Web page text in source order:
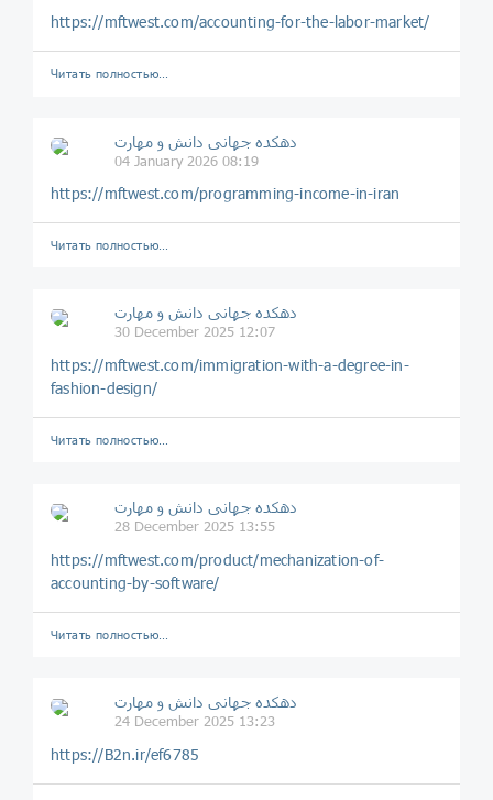
https://mftwest.com/accounting-for-the-labor-market/
Читать полностью…
دهکده جهانی دانش و مهارت
04 January 2026 08:19
https://mftwest.com/programming-income-in-iran
Читать полностью…
دهکده جهانی دانش و مهارت
30 December 2025 12:07
https://mftwest.com/immigration-with-a-degree-in-
fashion-design/
Читать полностью…
دهکده جهانی دانش و مهارت
28 December 2025 13:55
https://mftwest.com/product/mechanization-of-
accounting-by-software/
Читать полностью…
دهکده جهانی دانش و مهارت
24 December 2025 13:23
https://B2n.ir/ef6785